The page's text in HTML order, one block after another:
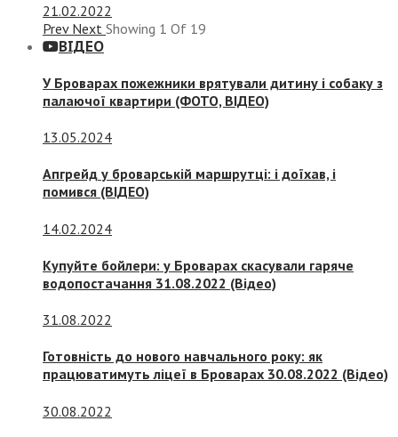
21.02.2022
Prev Next Showing 1 Of 19
ВІДЕО
У Броварах пожежники врятували дитину і собаку з
палаючої квартири (ФОТО, ВІДЕО)
13.05.2024
Апгрейд у броварській маршрутці: і доїхав, і
помився (ВІДЕО)
14.02.2024
Купуйте бойлери: у Броварах скасували гаряче
водопостачання 31.08.2022 (Відео)
31.08.2022
Готовність до нового навчального року: як
працюватимуть ліцеї в Броварах 30.08.2022 (Відео)
30.08.2022